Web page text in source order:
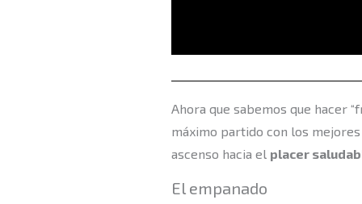
Ahora que sabemos que hacer
máximo partido con los
ascenso hacia el placer
El empanado